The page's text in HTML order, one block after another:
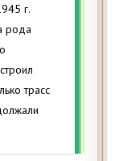
г.
рода
трасс